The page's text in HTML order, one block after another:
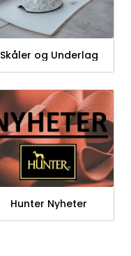
Skåler og Underlag
Hunter Nyheter